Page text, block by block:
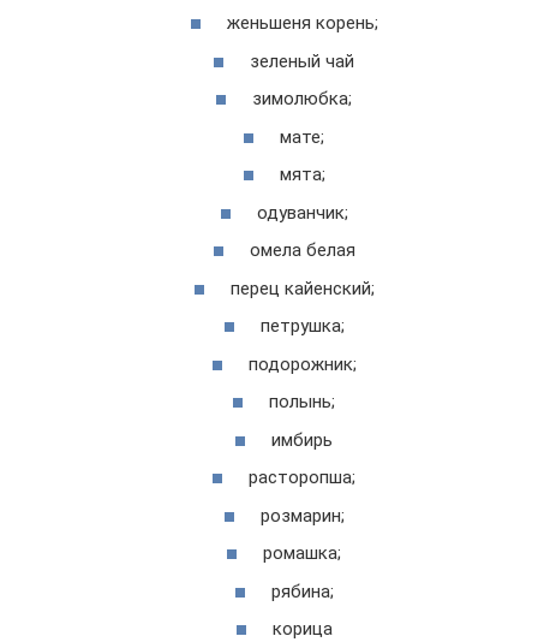
женьшеня корень;
зеленый чай
зимолюбка;
мате;
мята;
одуванчик;
омела белая
перец кайенский;
петрушка;
подорожник;
полынь;
имбирь
расторопша;
розмарин;
ромашка;
рябина;
корица